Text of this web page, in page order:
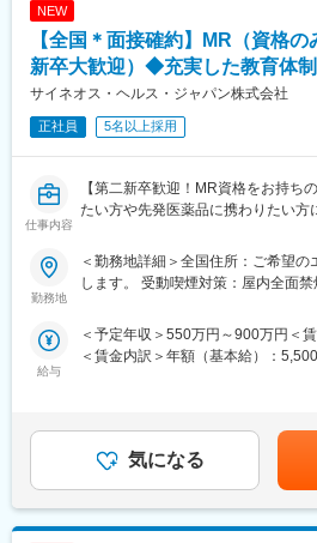
医療機器営業時代に培った経験をそ
す。
今までのご経験を活かせるプロジェ
【EPファーマラインでキャリアを築
■入社後も強力なバックアップが受
業界のご経験があっても、会社が
ます。
1人のプロジェクトマネージャーが
あり、相談事があればいつでも連絡
長期的な視点での相談も可能です。
こそ実現ができていることであり
変更の範囲：会社の定める業務
NEW
【全国＊面接確約】MR（資格
新卒大歓迎）◆充実した教育体
サイネオス・ヘルス・ジャパン株式会社
正社員 5名以上採用
仕事内容
【第二新卒歓迎！MR資格をお持ち
たい方や先発医薬品に携わりたい方
【はじめに】
MR資格をお持ちの方（MRの実務未
浅い方もMRとしてスキルが身に着
やバイオベンチャーとの繋がりが
■充実したサポート体制：
配属後は担当マネージャーが丁寧に
みや、キャリア形成の相談等、伴走
す。また知識・スキルレベルを上げ
しています。
勤務地
＜勤務地詳細＞全国住所：ご希望
します。 受動喫煙対策：屋内全面禁
給与
＜予定年収＞550万円～900万円＜
＜賃金内訳＞年額（基本給）：
支給）※ただし支給条件があります
あり、選考を通じて上下する可能性
気になる